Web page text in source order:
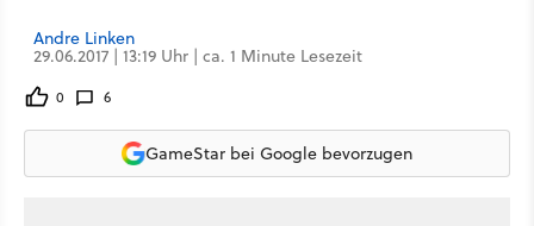
Andre Linken
29.06.2017 | 13:19 Uhr | ca. 1 Minute Lesezeit
0 6
GameStar bei Google bevorzugen